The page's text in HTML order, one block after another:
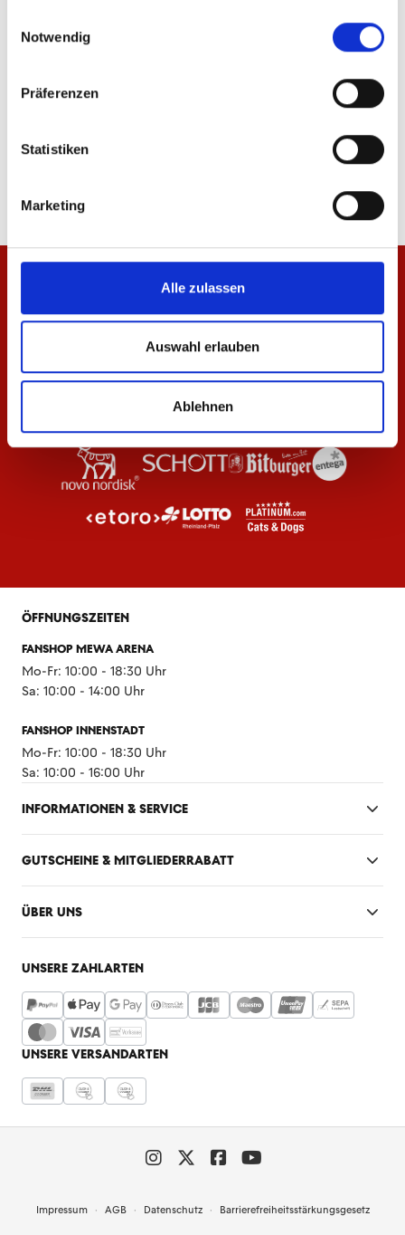
Notwendig
Präferenzen
Statistiken
Marketing
Alle zulassen
Auswahl erlauben
Ablehnen
ÖFFNUNGSZEITEN
FANSHOP MEWA ARENA
Mo-Fr: 10:00 - 18:30 Uhr
Sa: 10:00 - 14:00 Uhr
FANSHOP INNENSTADT
Mo-Fr: 10:00 - 18:30 Uhr
Sa: 10:00 - 16:00 Uhr
INFORMATIONEN & SERVICE
GUTSCHEINE & MITGLIEDERRABATT
ÜBER UNS
UNSERE ZAHLARTEN
UNSERE VERSANDARTEN
Impressum AGB Datenschutz Barrierefreiheitsstärkungsgesetz